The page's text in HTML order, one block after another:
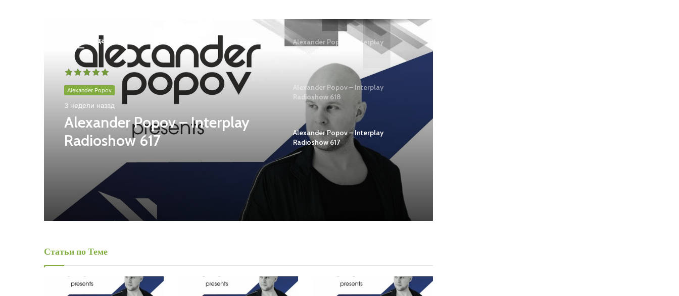
Читать дальше
Alexander Popov
3 недели назад
Alexander Popov – Interplay
Radioshow 617
Alexander Popov – Interplay
Alexander Popov – Interplay
Radioshow 618
Alexander Popov – Interplay
Radioshow 617
Статьи по Теме